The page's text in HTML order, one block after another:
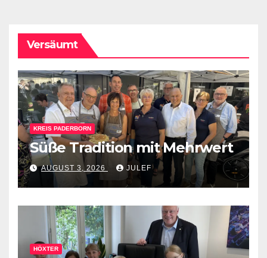
Versäumt
KREIS PADERBORN
Süße Tradition mit Mehrwert
AUGUST 3, 2026 JULEF
HÖXTER